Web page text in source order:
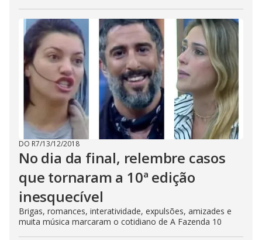
DO R7/13/12/2018
No dia da final, relembre casos
que tornaram a 10ª edição
inesquecível
Brigas, romances, interatividade, expulsões, amizades e
muita música marcaram o cotidiano de A Fazenda 10